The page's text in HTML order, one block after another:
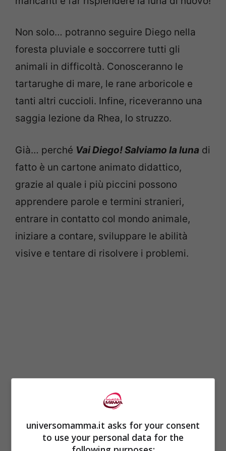
Non solo… potranno seguire Diego nella
foresta pluviale e soccorrere tutti gli
animali in difficoltà. Conosceranno le
tartarughe di mare, le rane arboricole e
tanti altri cuccioli. Infine, riceveranno una
saggia lezione da Rhea, lo struzzo.
Già… perché Vai Diego! Salviamo la luna di
fatto è un cartone animato didattico,
grazie al quale i più piccini possono
apprendere parole e termini stranieri,
entrare in contatto col mondo animale,
iniziare a contare, sviluppare le abilità
visive e tentare di risolvere i problemi.
Insomma, non è semplicemente un film
divertente, è un vero e proprio strumento
universomamma.it asks for your consent
to use your personal data for the